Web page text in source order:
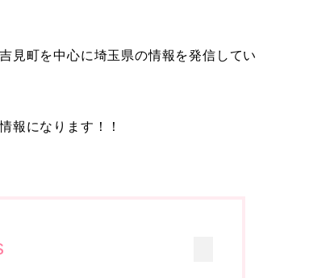
見町を中心に埼玉県の情報を発信してい
報になります！！